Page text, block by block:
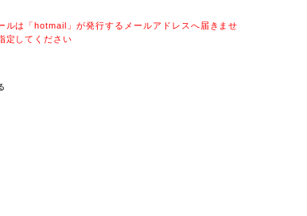
は「hotmail」が発行するメールアドレスへ届きませ
定してください